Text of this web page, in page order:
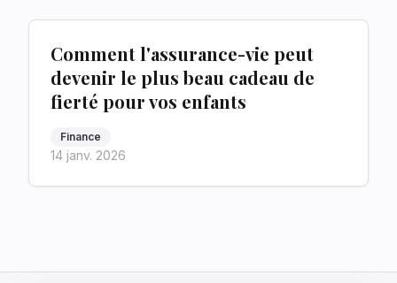
Comment l'assurance-vie peut
devenir le plus beau cadeau de
fierté pour vos enfants
Finance
14 janv. 2026